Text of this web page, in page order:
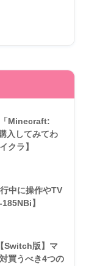
「Minecraft:
入してみてわ
クラ】
中に操作やTV
】
Switch版】マ
買うべき4つの